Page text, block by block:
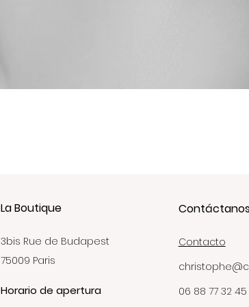
La Boutique
3bis Rue de Budapest
75009 Paris
Horario de apertura
Contacto
06 88 77 32 45